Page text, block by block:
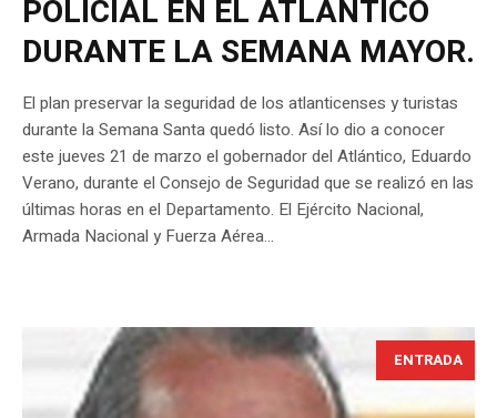
POLICIAL EN EL ATLANTICO
DURANTE LA SEMANA MAYOR.
El plan preservar la seguridad de los atlanticenses y turistas
durante la Semana Santa quedó listo. Así lo dio a conocer
este jueves 21 de marzo el gobernador del Atlántico, Eduardo
Verano, durante el Consejo de Seguridad que se realizó en las
últimas horas en el Departamento. El Ejército Nacional,
Armada Nacional y Fuerza Aérea...
ENTRADA